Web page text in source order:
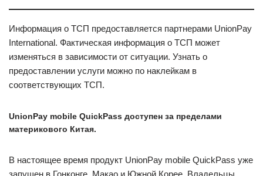
Информация о ТСП предоставляется партнерами UnionPay
International. Фактическая информация о ТСП может
изменяться в зависимости от ситуации. Узнать о
предоставлении услуги можно по наклейкам в
соответствующих ТСП.
UnionPay mobile QuickPass доступен за пределами
материкового Китая.
В настоящее время продукт UnionPay mobile QuickPass уже